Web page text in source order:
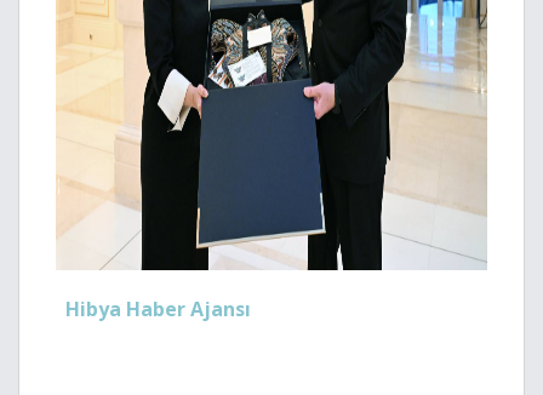
Hibya Haber Ajansı